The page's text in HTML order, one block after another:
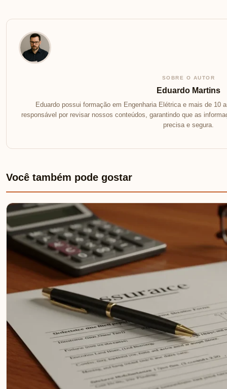
SOBRE O AUTOR
Eduardo Martins
Eduardo possui formação em Engenharia Elétrica e mais de 10
responsável por revisar nossos conteúdos, garantindo que as
precisa e segura.
Você também pode gostar